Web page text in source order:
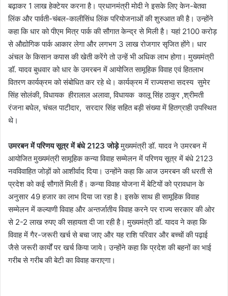
बढ़ाकर 1 लाख हेक्टेयर करना है। प्रधानमंत्री मोदी ने इसके लिए केन-बेतवा
लिंक और पार्वती-चंबल-कालीसिंध लिंक परियोजनाओं की शुरुआत की है। उन्होंने
कहा कि धार को पीएम मित्र पार्क की सौगात केन्द्र से मिली है। यहां 2100 करोड़
से औद्योगिक पार्क आकार लेगा और लगभग 3 लाख रोजगार सृजित होंगे। धार
अंचल के किसान कपास की खेती करेंगे तो उन्हें भी अधिक लाभ होगा। मुख्यमंत्री
डॉ. यादव बुधवार को धार के उमरबन में आयोजित सामूहिक विवाह एवं हितलाभ
वितरण कार्यक्रम को संबोधित कर रहे थे। कार्यक्रम में राज्यसभा सदस्य सुमेर
सिंह सोलंकी, विधायक हीरालाल अलावा, विधायक कालू सिंह ठाकुर ,श्रीमती
रंजना बघेल, चंचल पाटीदार, सरदार सिंह सहित बड़ी संख्या में हितग्राही उपस्थित
थे।
उमरबन में परिणय सूत्र में बंधे 2123 जोड़ेमुख्यमंत्री डॉ. यादव ने उमरबन में
आयोजित मुख्यमंत्री सामूहिक कन्या विवाह सम्मेलन में परिणय सूत्र में बंधे 2123
नवविवाहित जोड़ों को आशीर्वाद दिया। उन्होंने कहा कि आज उमरबन की धरती से
प्रदेश को कई सौगातें मिली हैं। कन्या विवाह योजना में बेटियों को प्रावधान के
अनुसार 49 हजार का लाभ दिया जा रहा है। इसके साथ ही सामूहिक विवाह
सम्मेलन में कल्याणी विवाह और अन्तर्जातीय विवाह करने पर राज्य सरकार की ओर
से 2-2 लाख रुपए की सहायता दी जा रही है। मुख्यमंत्री डॉ. यादव ने कहा कि
विवाह में गैर-जरूरी खर्च से बचा जाए और यह राशि परिवार और बच्चों की पढ़ाई
जैसे जरूरी कार्यों पर खर्च किया जाये। उन्होंने कहा कि प्रदेश की बहनों का भाई
गरीब से गरीब की बेटी का विवाह कराएगा।